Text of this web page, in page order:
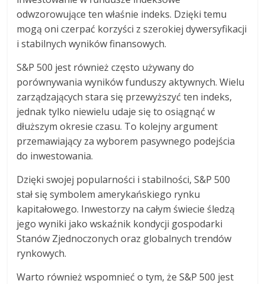
odwzorowujące ten właśnie indeks. Dzięki temu
mogą oni czerpać korzyści z szerokiej dywersyfikacji
i stabilnych wyników finansowych.
S&P 500 jest również często używany do
porównywania wyników funduszy aktywnych. Wielu
zarządzających stara się przewyższyć ten indeks,
jednak tylko niewielu udaje się to osiągnąć w
dłuższym okresie czasu. To kolejny argument
przemawiający za wyborem pasywnego podejścia
do inwestowania.
Dzięki swojej popularności i stabilności, S&P 500
stał się symbolem amerykańskiego rynku
kapitałowego. Inwestorzy na całym świecie śledzą
jego wyniki jako wskaźnik kondycji gospodarki
Stanów Zjednoczonych oraz globalnych trendów
rynkowych.
Warto również wspomnieć o tym, że S&P 500 jest